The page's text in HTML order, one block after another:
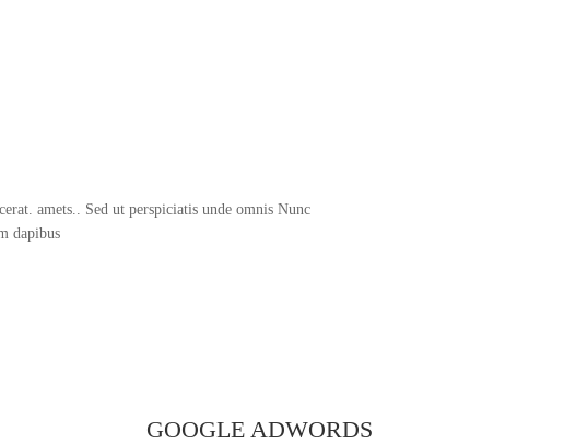
amets.. Sed ut perspiciatis unde omnis Nunc
dapibus
GOOGLE ADWORDS